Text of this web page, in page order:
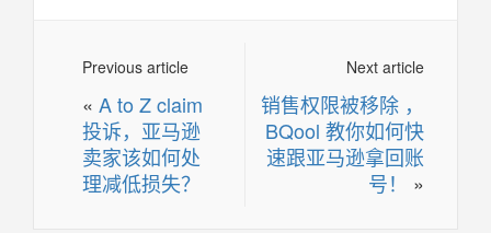
Next article
销售权限被移除 ，
BQool 教你如何快
速跟亚马逊拿回账
号！
»
Previous article
« A to Z claim
投诉，亚马逊
卖家该如何处
理减低损失？